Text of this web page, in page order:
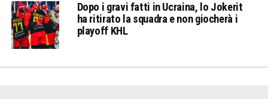
Dopo i gravi fatti in Ucraina, lo Jokerit
ha ritirato la squadra e non giocherà i
playoff KHL